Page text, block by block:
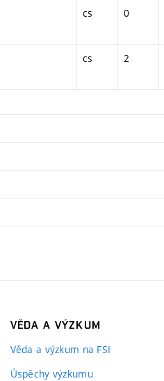
cs 0
cs 2
VĚDA A VÝZKUM
Věda a výzkum na FSI
Úspěchy výzkumu